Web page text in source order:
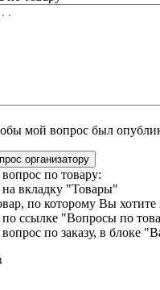
мой вопрос был
организатору
по товару:
вкладку "Товары"
по которому Вы хотите
ссылке "Вопросы по
по заказу, в блоке